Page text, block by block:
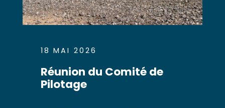
18 MAI 2026
Réunion du Comité de
Pilotage